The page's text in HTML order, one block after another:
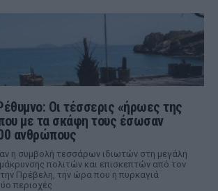
Οι τέσσερις «ήρωες της
με τα σκάφη τους έσωσαν
ανθρώπους
η συμβολή τεσσάρων ιδιωτών στη μεγάλη
πολιτών και επισκεπτών από τον
Πρέβελη, την ώρα που η πυρκαγιά
περιοχές